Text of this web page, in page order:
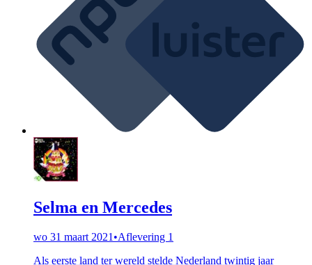
Selma en Mercedes
wo 31 maart 2021 •Aflevering 1
Als eerste land ter wereld stelde Nederland twintig jaar